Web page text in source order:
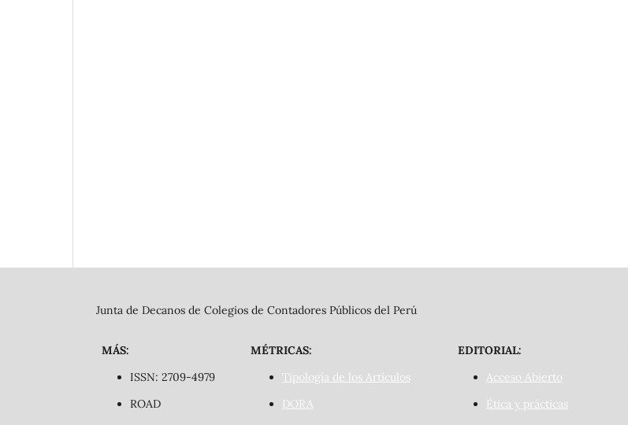
Junta de Decanos de Colegios de Contadores Públicos del Perú
MÁS:
ISSN: 2709-4979
ROAD
MÉTRICAS:
Tipología de los Artículos
DORA
EDITORIAL:
Acceso Abierto
Ética y prácticas